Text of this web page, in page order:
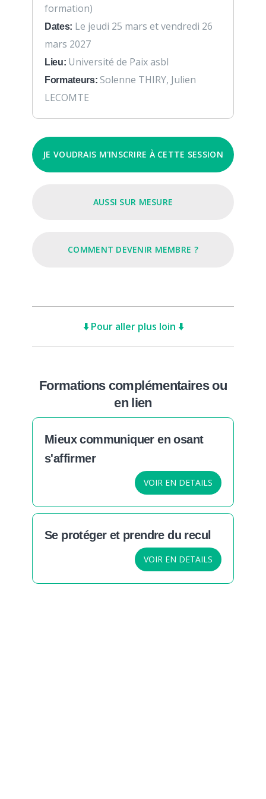
formation)
Dates: Le jeudi 25 mars et vendredi 26
mars 2027
Lieu: Université de Paix asbl
Formateurs: Solenne THIRY, Julien
LECOMTE
JE VOUDRAIS M'INSCRIRE À CETTE SESSION
AUSSI SUR MESURE
COMMENT DEVENIR MEMBRE ?
⬇️ Pour aller plus loin ⬇️
Formations complémentaires ou
en lien
Mieux communiquer en osant
s'affirmer
VOIR EN DETAILS
Se protéger et prendre du recul
VOIR EN DETAILS